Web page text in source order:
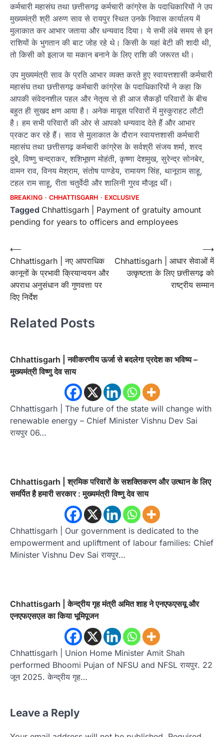
कर्मचारी महासंघ तथा छत्तीसगढ़ कर्मचारी कांग्रेस के पदाधिकारियों ने उप
मुख्यमंत्री श्री अरुण साव से रायपुर स्थित उनके निवास कार्यालय में
मुलाकात कर आभार जताया और धन्यवाद दिया। ये सभी लंबे समय से इन
राशियों के भुगतान की बाट जोह रहे थे। किसी के यहां बेटी की शादी थी,
तो किसी को इलाज या मकान बनाने के लिए राशि की जरूरत थी।
उप मुख्यमंत्री साव के प्रति आभार व्यक्त करते हुए स्वायत्तशासी कर्मचारी
महासंघ तथा छत्तीसगढ़ कर्मचारी कांग्रेस के पदाधिकारियों ने कहा कि
आपकी संवेदनशील पहल और नेतृत्व से ही आज सैकड़ों परिवारों के बीच
बहुत ही सुखद क्षण आया है। अनेक मायूस परिवारों में मुस्कुराहट लौटी
है। हम सभी परिवारों की ओर से आपको धन्यवाद देते हैं और आभार
प्रकट कर रहे हैं। साव से मुलाकात के दौरान स्वायत्तशासी कर्मचारी
महासंघ तथा छत्तीसगढ़ कर्मचारी कांग्रेस के सर्वश्री संजय शर्मा, शरद
दुबे, विष्णु चन्द्राकर, शशिभूषण मोहंती, कृष्णा देशमुख, सुरेन्द्र सोनबेर,
वामन राव, विनय मेश्राम, संतोष पाण्डेय, रामायण सिंह, थानूराम साहू,
टहल राम साहू, रीता चतुर्वेदी और शालिनी गुरव मौजूद थीं।
BREAKING CHHATTISGARH EXCLUSIVE
Tagged Chhattisgarh | Payment of gratuity amount
pending for years to officers and employees
Post
navigation
⟵
Chhattisgarh | नए आपराधिक
कानूनों के प्रभावी क्रियान्वयन और
अपराध अनुसंधान की गुणवत्ता पर
दिए निर्देश
Chhattisgarh | आधार सेवाओं में
उत्कृष्टता के लिए छत्तीसगढ़ को
राष्ट्रीय सम्मान
⟶
Related Posts
Chhattisgarh | नवीकरणीय ऊर्जा से बदलेगा प्रदेश का भविष्य –
मुख्यमंत्री विष्णु देव साय
Chhattisgarh | The future of the state will change with
renewable energy – Chief Minister Vishnu Dev Sai
रायपुर 06…
Chhattisgarh | श्रमिक परिवारों के सशक्तिकरण और उत्थान के लिए
समर्पित है हमारी सरकार : मुख्यमंत्री विष्णु देव साय
Chhattisgarh | Our government is dedicated to the
empowerment and upliftment of labour families: Chief
Minister Vishnu Dev Sai रायपुर…
Chhattisgarh | केन्द्रीय गृह मंत्री अमित शाह ने एनएफएसयू और
एनएफएसएल का किया भूमिपूजन
Chhattisgarh | Union Home Minister Amit Shah
performed Bhoomi Pujan of NFSU and NFSL रायपुर. 22
जून 2025. केन्द्रीय गृह…
Leave a Reply